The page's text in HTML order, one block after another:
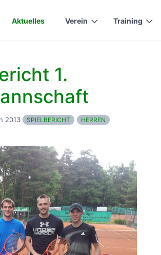
Aktuelles Verein Training
1.
2013 SPIELBERICHT HERREN